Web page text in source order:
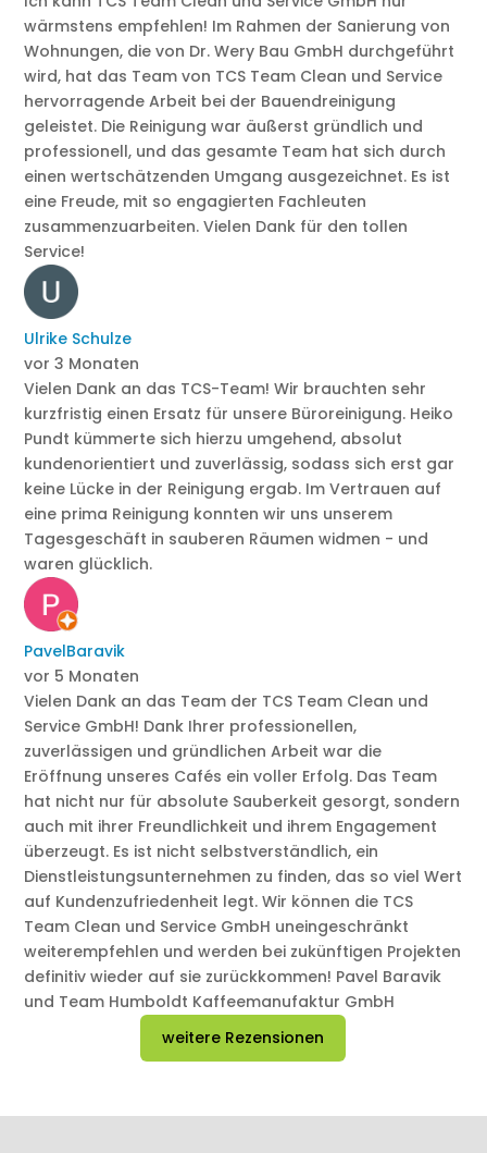
wärmstens empfehlen! Im Rahmen der Sanierung von
Wohnungen, die von Dr. Wery Bau GmbH durchgeführt
wird, hat das Team von TCS Team Clean und Service
hervorragende Arbeit bei der Bauendreinigung
geleistet. Die Reinigung war äußerst gründlich und
professionell, und das gesamte Team hat sich durch
einen wertschätzenden Umgang ausgezeichnet. Es ist
eine Freude, mit so engagierten Fachleuten
zusammenzuarbeiten. Vielen Dank für den tollen
Service!
Ulrike Schulze
vor 3 Monaten
Vielen Dank an das TCS-Team! Wir brauchten sehr
kurzfristig einen Ersatz für unsere Büroreinigung. Heiko
Pundt kümmerte sich hierzu umgehend, absolut
kundenorientiert und zuverlässig, sodass sich erst gar
keine Lücke in der Reinigung ergab. Im Vertrauen auf
eine prima Reinigung konnten wir uns unserem
Tagesgeschäft in sauberen Räumen widmen - und
waren glücklich.
PavelBaravik
vor 5 Monaten
Vielen Dank an das Team der TCS Team Clean und
Service GmbH! Dank Ihrer professionellen,
zuverlässigen und gründlichen Arbeit war die
Eröffnung unseres Cafés ein voller Erfolg. Das Team
hat nicht nur für absolute Sauberkeit gesorgt, sondern
auch mit ihrer Freundlichkeit und ihrem Engagement
überzeugt. Es ist nicht selbstverständlich, ein
Dienstleistungsunternehmen zu finden, das so viel Wert
auf Kundenzufriedenheit legt. Wir können die TCS
Team Clean und Service GmbH uneingeschränkt
weiterempfehlen und werden bei zukünftigen Projekten
definitiv wieder auf sie zurückkommen! Pavel Baravik
und Team Humboldt Kaffeemanufaktur GmbH
weitere Rezensionen